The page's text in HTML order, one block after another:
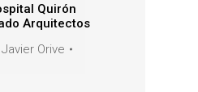
Quirón
Arquitectos
Javier Orive